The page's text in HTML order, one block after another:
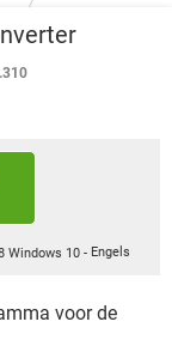
Windows 10- Engels
voor de